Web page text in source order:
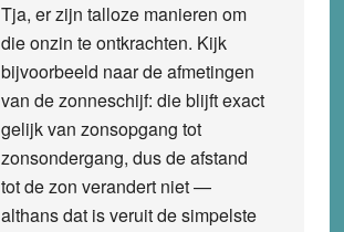
Tja, er zijn talloze manieren om
die onzin te ontkrachten. Kijk
bijvoorbeeld naar de afmetingen
van de zonneschijf: die blijft exact
gelijk van zonsopgang tot
zonsondergang, dus de afstand
tot de zon verandert niet —
althans dat is veruit de simpelste